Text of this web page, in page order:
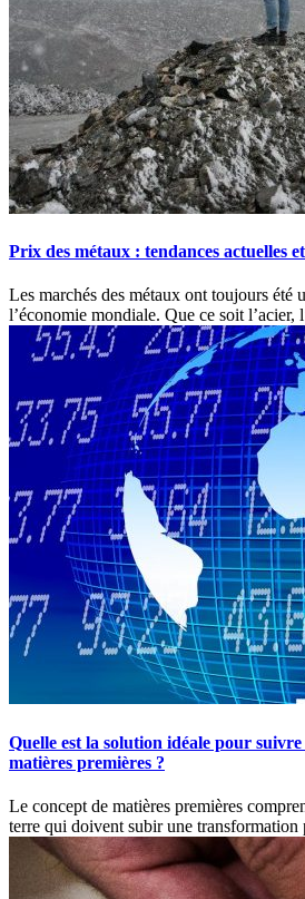
Prix des métaux : tendances actuelles
Les marchés des métaux ont toujours été
l’économie mondiale. Que ce soit l’acier,
Quelle est la solution idéale pour
matières premières ?
Le concept de matières premières
terre qui doivent subir une transformation